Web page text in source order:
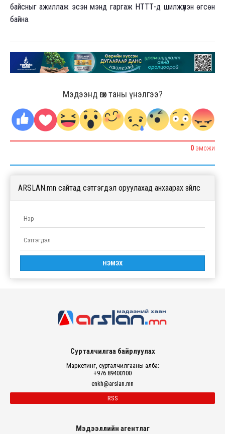
байсныг ажиллаж эсэн мэнд гаргаж НТТТ-д шилжүүлэн өгсөн
байна.
Мэдээнд өгөх таны үнэлгээ?
0 ЭМОЖИ
ARSLAN.mn сайтад сэтгэгдэл оруулахад анхаарах зүйлс
Сурталчилгаа байрлуулах
Маркетинг, сурталчилгааны алба:
+976 89400100
enkh@arslan.mn
RSS
Мэдээллийн агентлаг